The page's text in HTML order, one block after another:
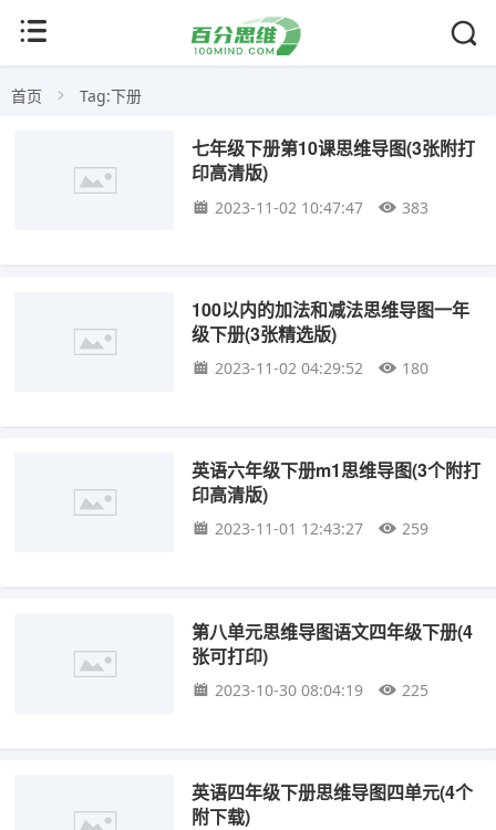
首页 Tag:下册
七年级下册第10课思维导图(3张附打
印高清版)
2023-11-02 10:47:47 383
100以内的加法和减法思维导图一年
级下册(3张精选版)
2023-11-02 04:29:52 180
英语六年级下册m1思维导图(3个附打
印高清版)
2023-11-01 12:43:27 259
第八单元思维导图语文四年级下册(4
张可打印)
2023-10-30 08:04:19 225
英语四年级下册思维导图四单元(4个
附下载)